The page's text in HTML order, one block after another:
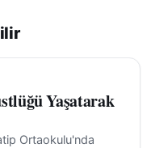
Yaşatarak
Ortaokulu'nda